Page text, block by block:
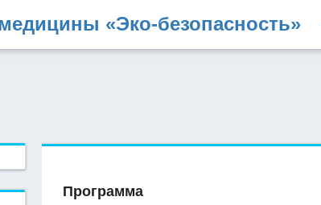
«Эко-безопасность»
Программа